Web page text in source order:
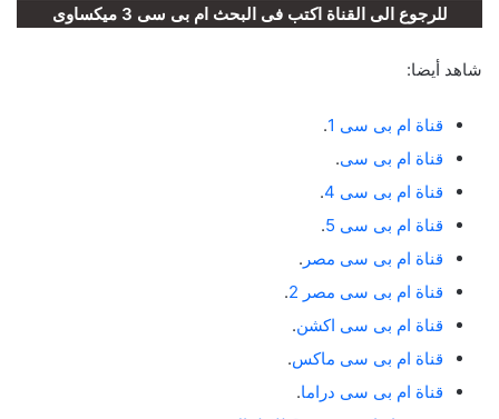
للرجوع الى القناة اكتب فى البحث ام بى سى 3 ميكساوى
شاهد أيضا:
قناة ام بى سى 1
.
قناة ام بى سى.
قناة ام بى سى 4
.
قناة ام بى سى 5
.
قناة ام بى سى مصر .
قناة ام بى سى مصر 2
.
قناة ام بى سى اكشن.
قناة ام بى سى ماكس.
قناة ام بى سى دراما.